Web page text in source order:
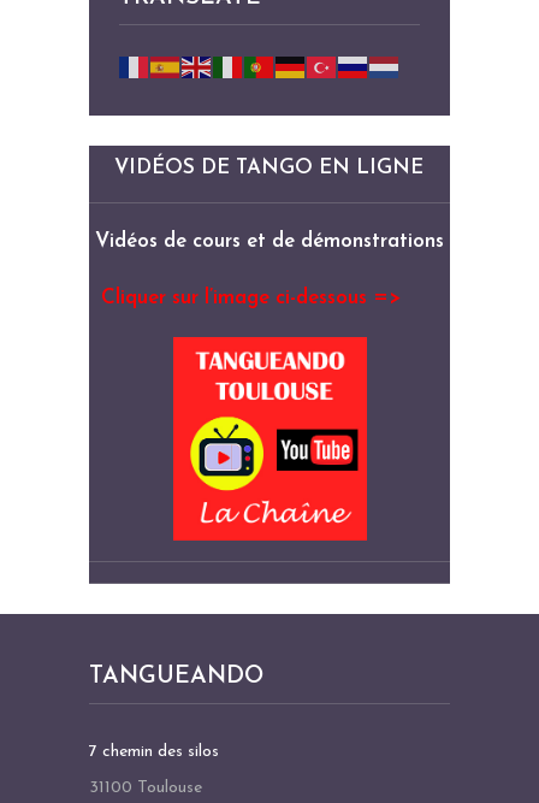
VIDÉOS DE TANGO EN LIGNE
Vidéos de cours et de démonstrations
Cliquer sur l’image ci-dessous =>
TANGUEANDO
7 chemin des silos
31100 Toulouse